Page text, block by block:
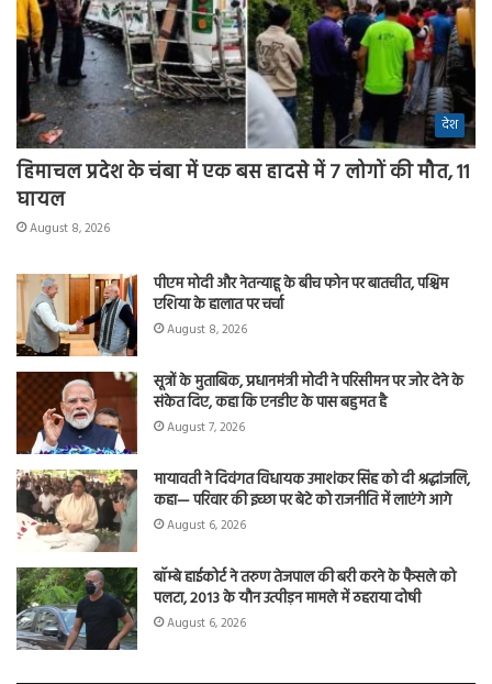
देश
हिमाचल प्रदेश के चंबा में एक बस हादसे में 7 लोगों की मौत, 11
घायल
August 8, 2026
पीएम मोदी और नेतन्याहू के बीच फोन पर बातचीत, पश्चिम
एशिया के हालात पर चर्चा
August 8, 2026
सूत्रों के मुताबिक, प्रधानमंत्री मोदी ने परिसीमन पर जोर देने के
संकेत दिए, कहा कि एनडीए के पास बहुमत है
August 7, 2026
मायावती ने दिवंगत विधायक उमाशंकर सिंह को दी श्रद्धांजलि,
कहा— परिवार की इच्छा पर बेटे को राजनीति में लाएंगे आगे
August 6, 2026
बॉम्बे हाईकोर्ट ने तरुण तेजपाल की बरी करने के फैसले को
पलटा, 2013 के यौन उत्पीड़न मामले में ठहराया दोषी
August 6, 2026